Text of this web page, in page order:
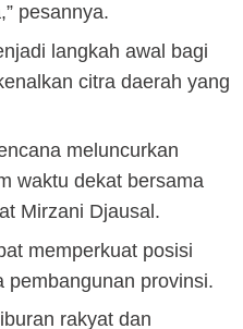
pesannya.
langkah awal bagi
citra daerah yang
meluncurkan
waktu dekat bersama
Mirzani Djausal.
memperkuat posisi
pembangunan provinsi.
rakyat dan